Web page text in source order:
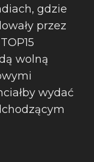
gdzie
przez
wolną
wydać